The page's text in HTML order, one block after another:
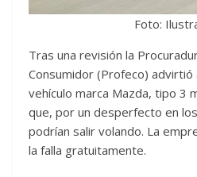
Foto:
Tras una revisión la
Consumidor (Profeco)
vehículo marca Mazda, tipo 3
que, por un desperfecto en
podrían salir volando. La
la falla gratuitamente.